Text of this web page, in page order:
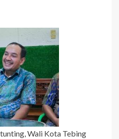
Wali Kota Tebing